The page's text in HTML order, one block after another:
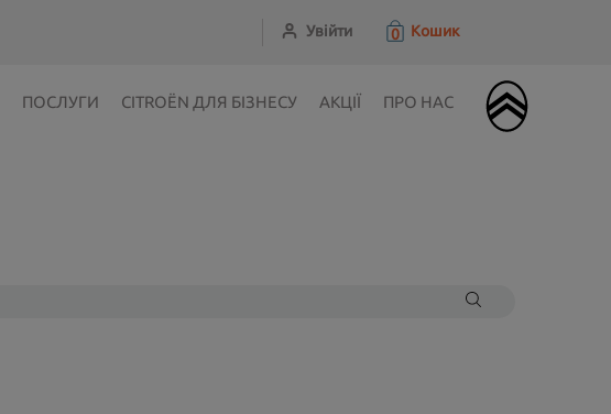
Увійти 0 Кошик
ПОСЛУГИ CITROЁN ДЛЯ БІЗНЕСУ АКЦІЇ ПРО НАС